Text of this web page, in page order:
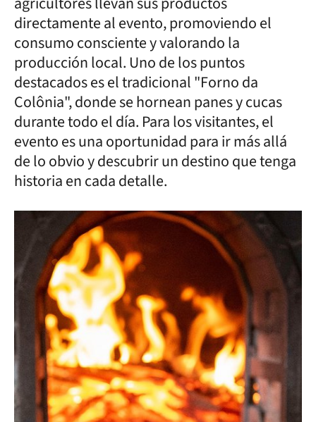
directamente al evento, promoviendo el
consumo consciente y valorando la
producción local. Uno de los puntos
destacados es el tradicional "Forno da
Colônia", donde se hornean panes y cucas
durante todo el día. Para los visitantes, el
evento es una oportunidad para ir más allá
de lo obvio y descubrir un destino que tenga
historia en cada detalle.